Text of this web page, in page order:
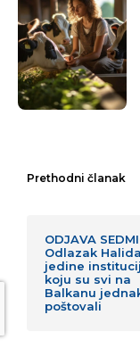
Prethodni članak
ODJAVA
Odlazak
jedine
koju su svi na
Balkanu
poštovali